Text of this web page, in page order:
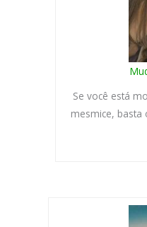
Se você está
mesmice, basta